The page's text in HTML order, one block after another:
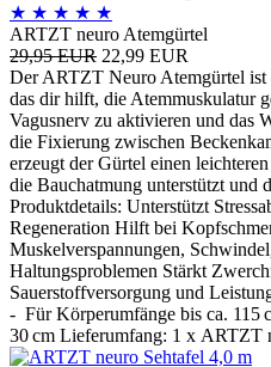
★ ★ ★ ★ ★
ARTZT neuro Atemgürtel
29,95 EUR 22,99 EUR
Der ARTZT Neuro Atemgürtel ist
das dir hilft, die Atemmuskulatur
Vagusnerv zu aktivieren und das
die Fixierung zwischen
erzeugt der Gürtel einen
die Bauchatmung unterstützt und
Produktdetails: Unterstützt
Regeneration Hilft bei
Muskelverspannungen,
Haltungsproblemen Stärkt
Sauerstoffversorgung und
- Für Körperumfänge bis ca. 115
30 cm Lieferumfang: 1 x ARTZT